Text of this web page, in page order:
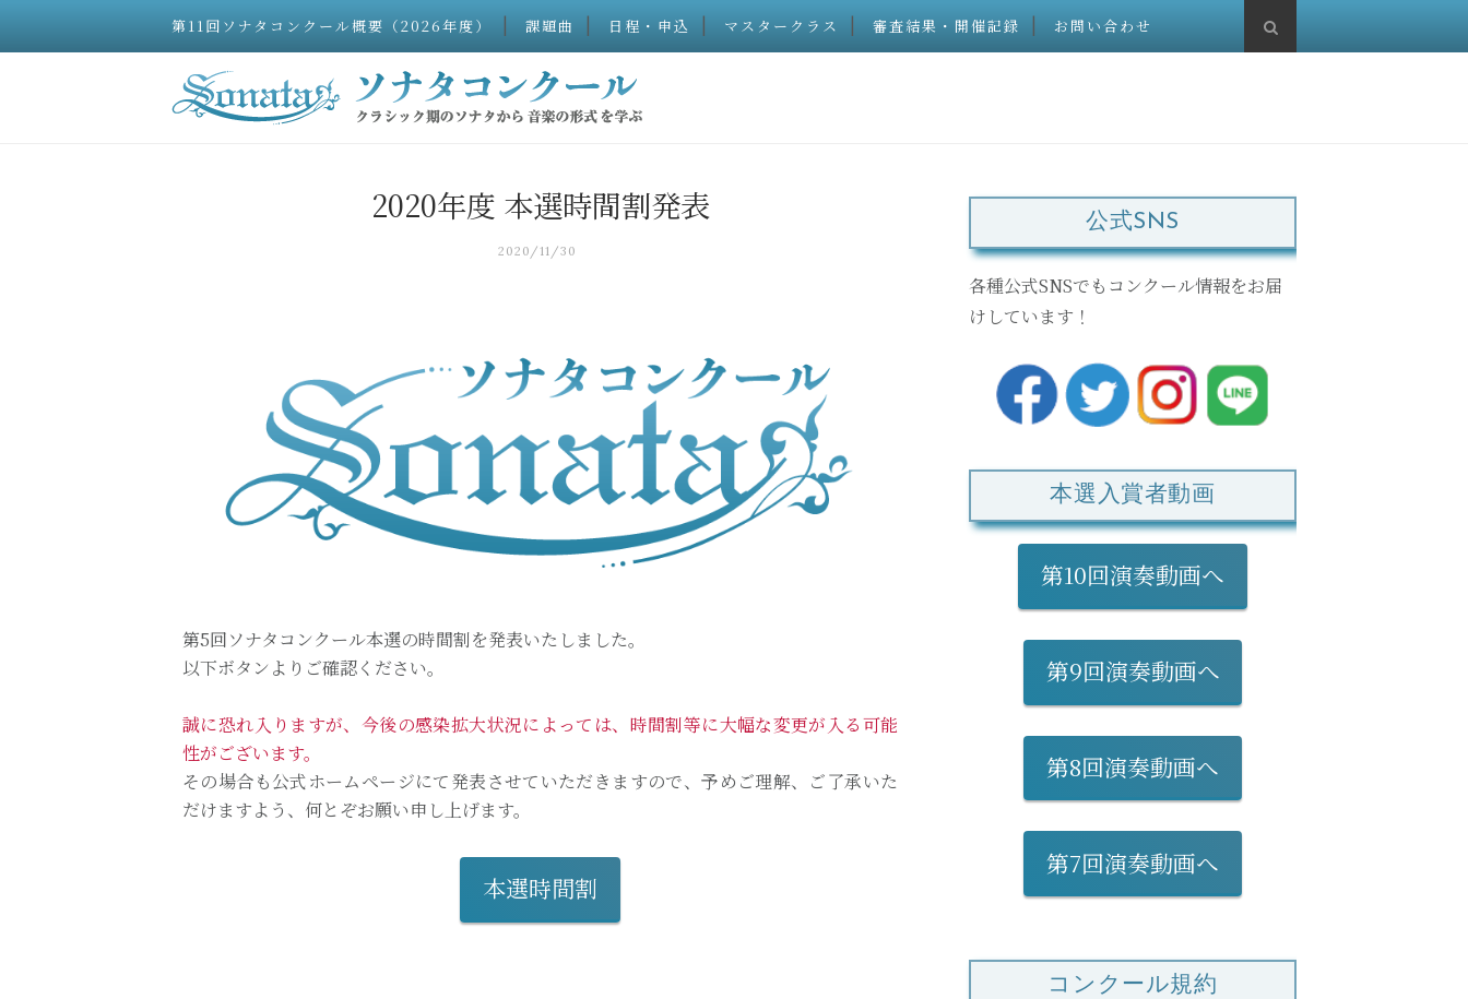
第11回ソナタコンクール概要（2026年度） 課題曲 日程・申込 マスタークラス 審査結果・開催記録 お問い合わせ
2020年度 本選時間割発表
2020/11/30
第5回ソナタコンクール本選の時間割を発表いたしました。
以下ボタンよりご確認ください。
誠に恐れ入りますが、今後の感染拡大状況によっては、時間割等に大幅な変更が入る可能
性がございます。
その場合も公式ホームページにて発表させていただきますので、予めご理解、ご了承いた
だけますよう、何とぞお願い申し上げます。
本選時間割
公式SNS
各種公式SNSでもコンクール情報をお届
けしています！
本選入賞者動画
第10回演奏動画へ
第9回演奏動画へ
第8回演奏動画へ
第7回演奏動画へ
コンクール規約